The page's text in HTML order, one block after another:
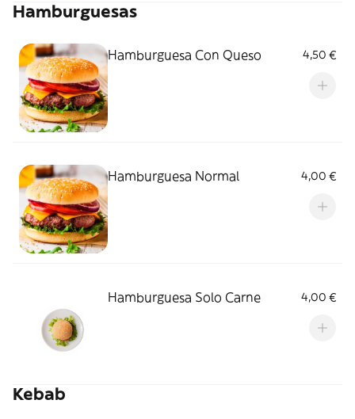
Hamburguesas
Hamburguesa Con Queso 4,50 €
Hamburguesa Normal 4,00 €
Hamburguesa Solo Carne 4,00 €
Kebab